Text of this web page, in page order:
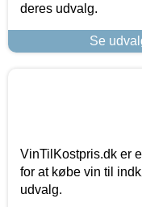
deres udvalg.
Se
VinTilKostpris.dk er
for at købe vin til
udvalg.